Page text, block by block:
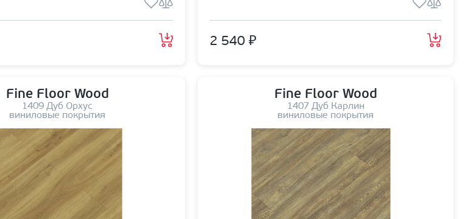
2 540 ₽
Fine Floor Wood
1409 Дуб Орхус
виниловые покрытия
Fine Floor Wood
1407 Дуб Карлин
виниловые покрытия